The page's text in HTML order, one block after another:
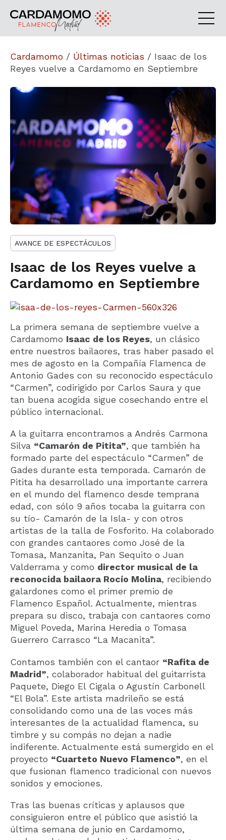
Cardamomo / Últimas noticias / Isaac de los
Reyes vuelve a Cardamomo en Septiembre
AVANCE DE ESPECTÁCULOS
Isaac de los Reyes vuelve a
Cardamomo en Septiembre
La primera semana de septiembre vuelve a
Cardamomo Isaac de los Reyes, un clásico
entre nuestros bailaores, tras haber pasado el
mes de agosto en la Compañía Flamenca de
Antonio Gades con su reconocido espectáculo
“Carmen”, codirigido por Carlos Saura y que
tan buena acogida sigue cosechando entre el
público internacional.
A la guitarra encontramos a Andrés Carmona
Silva “Camarón de Pitita”, que también ha
formado parte del espectáculo “Carmen” de
Gades durante esta temporada. Camarón de
Pitita ha desarrollado una importante carrera
en el mundo del flamenco desde temprana
edad, con sólo 9 años tocaba la guitarra con
su tío- Camarón de la Isla- y con otros
artistas de la talla de Fosforito. Ha colaborado
con grandes cantaores como José de la
Tomasa, Manzanita, Pan Sequito o Juan
Valderrama y como director musical de la
reconocida bailaora Rocío Molina, recibiendo
galardones como el primer premio de
Flamenco Español. Actualmente, mientras
prepara su disco, trabaja con cantaores como
Miguel Poveda, Marina Heredia o Tomasa
Guerrero Carrasco “La Macanita”.
Contamos también con el cantaor “Rafita de
Madrid”, colaborador habitual del guitarrista
Paquete, Diego El Cigala o Agustín Carbonell
“El Bola”. Este artista madrileño se está
consolidando como una de las voces más
interesantes de la actualidad flamenca, su
timbre y su compás no dejan a nadie
indiferente. Actualmente está sumergido en el
proyecto “Cuarteto Nuevo Flamenco”, en el
que fusionan flamenco tradicional con nuevos
sonidos y emociones.
Tras las buenas críticas y aplausos que
consiguieron entre el público que asistió la
última semana de junio en Cardamomo,